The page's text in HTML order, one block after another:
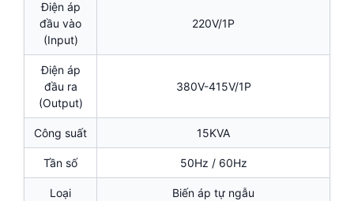
Điện áp
đầu vào
(Input)
220V/1P
Điện áp
đầu ra
(Output)
380V-415V/1P
Công suất 15KVA
Tần số 50Hz / 60Hz
Loại Biến áp tự ngẫu